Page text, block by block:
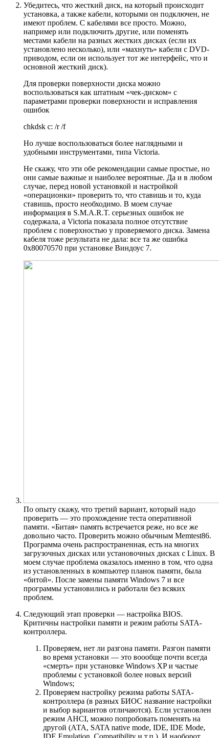
Убедитесь, что жесткий диск, на который происходит
установка, а также кабели, которыми он подключен, не
имеют проблем. С кабелями все просто. Можно,
например или подключить другие, или поменять
местами кабели на разных жестких дисках (если их
установлено несколько), или «махнуть» кабели с DVD-
приводом, если он использует тот же интерфейс, что и
основной жесткий диск).
Для проверки поверхности диска можно
воспользоваться как штатным «чек-диском» с
параметрами проверки поверхности и исправления
ошибок
chkdsk c: /r /f
Но лучше воспользоваться более наглядными и
удобными инструментами, типа Victoria.
Не скажу, что эти обе рекомендации самые простые, но
они самые важные и наиболее вероятные. Да и в любом
случае, перед новой установкой и настройкой
«операционки» проверить то, что ставишь и то, куда
ставишь, просто необходимо. В моем случае
информация в S.M.A.R.T. серьезных ошибок не
содержала, а Victoria показала полное отсутствие
проблем с поверхностью у проверяемого диска. Замена
кабеля тоже результата не дала: все та же ошибка
0x80070570 при установке Виндоус 7.
По опыту скажу, что третий вариант, который надо
проверить — это прохождение теста оперативной
памяти. «Битая» память встречается реже, но все же
довольно часто. Проверить можно обычным Memtest86.
Программа очень распространенная, есть на многих
загрузочных дисках или установочных дисках с Linux. В
моем случае проблема оказалось именно в том, что одна
из установленных в компьютер планок памяти, была
«битой». После замены памяти Windows 7 и все
программы установились и работали без всяких
проблем.
Следующий этап проверки — настройка BIOS.
Критичны настройки памяти и режим работы SATA-
контроллера.
Проверяем, нет ли разгона памяти. Разгон памяти
во время установки — это воообще почти всегда
«смерть» при установке Windows XP и частые
проблемы с установкой более новых версий
Windows;
Проверяем настройку режима работы SATA-
контроллера (в разных БИОС название настройки
и выбор вариантов отличаются). Если установлен
режим AHCI, можно попробовать поменять на
другой (АТА, SATA native mode, IDE, IDE Mode,
IDE Emulation, Compatibility и т.п.). И наоборот,